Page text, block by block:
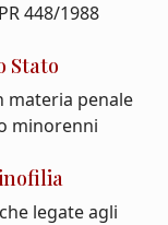
448/1988
Stato
materia penale
minorenni
legate agli